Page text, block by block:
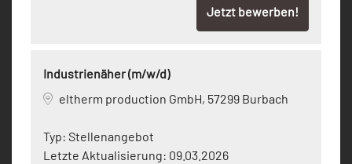
Jetzt bewerben!
Industrienäher (m/w/d)
eltherm production GmbH, 57299 Burbach
Typ: Stellenangebot
Letzte Aktualisierung: 09.03.2026